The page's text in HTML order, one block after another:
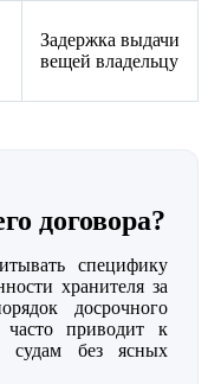
Задержка выдачи
вещей владельцу
договора?
специфику
хранителя за
досрочного
приводит к
судам без ясных